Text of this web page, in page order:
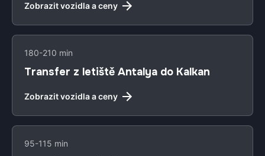
Zobrazit vozidla a ceny
180-210 min
Transfer z letiště Antalya do Kalkan
Zobrazit vozidla a ceny
95-115 min